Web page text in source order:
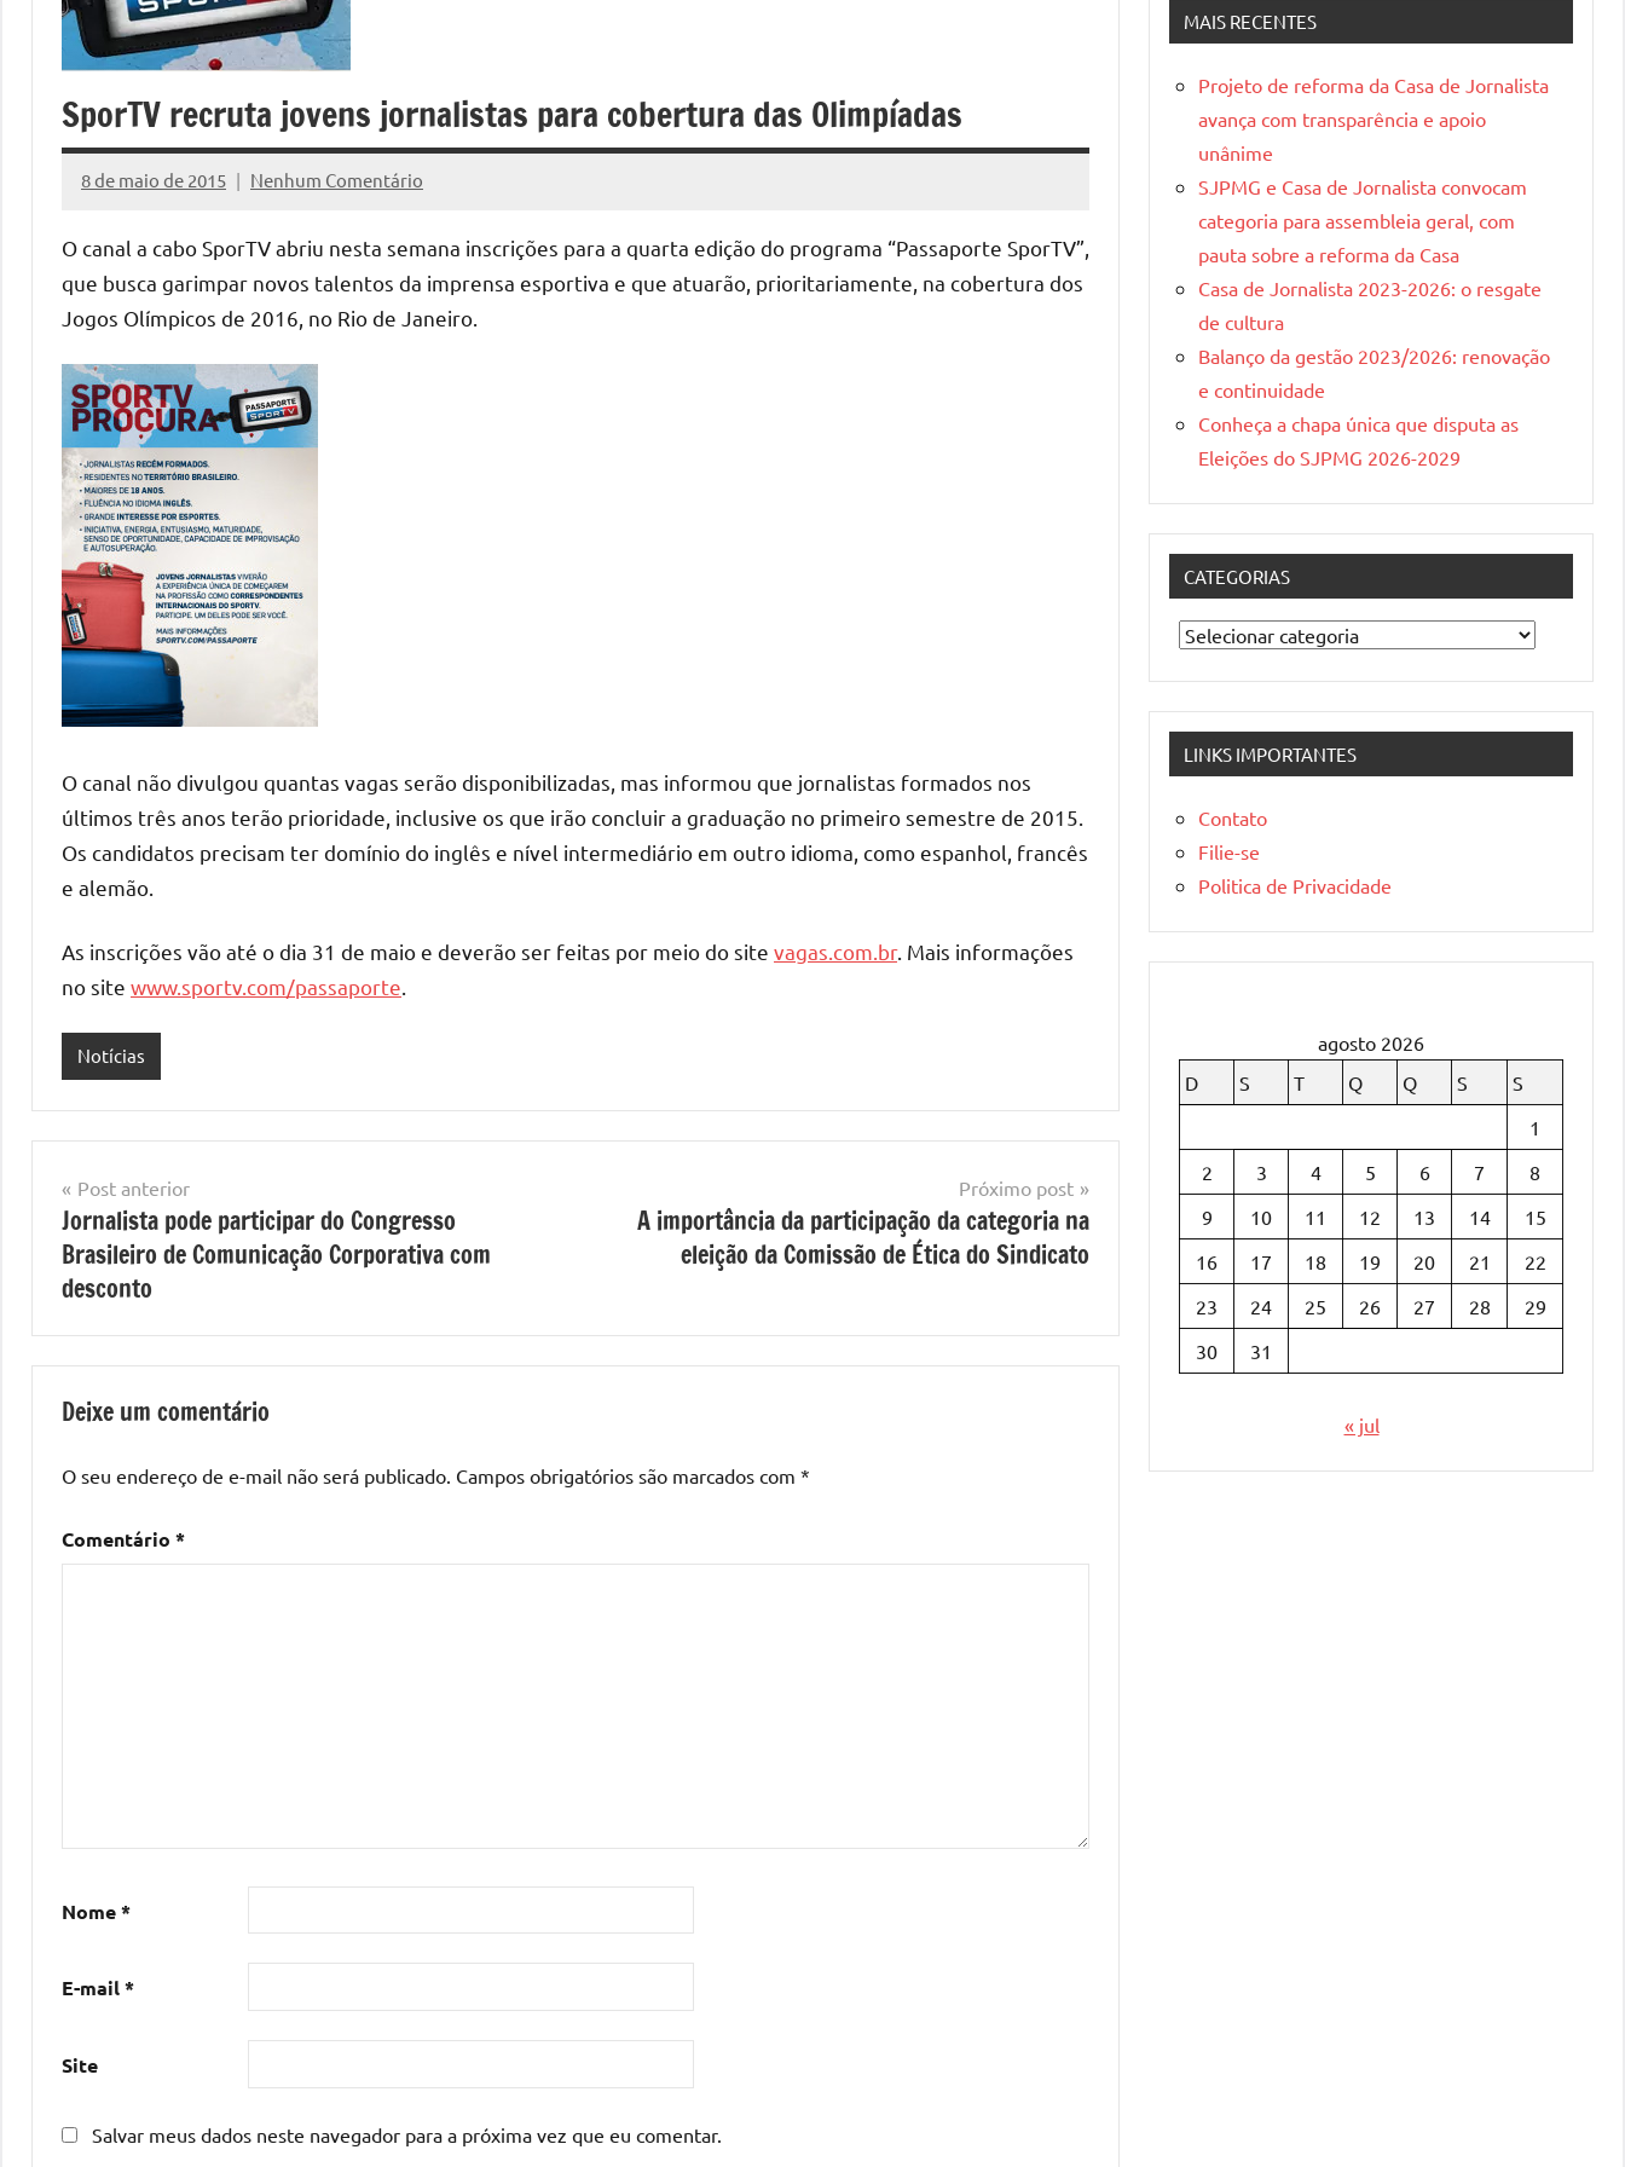
Gerais
SporTV recruta jovens jornalistas para cobertura das Olimpíadas
8 de maio de 2015
Assessoria
Nenhum Comentário
O canal a cabo SporTV abriu nesta semana inscrições para a quarta edição do programa “Passaporte SporTV”,
que busca garimpar novos talentos da imprensa esportiva e que atuarão, prioritariamente, na cobertura dos
Jogos Olímpicos de 2016, no Rio de Janeiro.
O canal não divulgou quantas vagas serão disponibilizadas, mas informou que jornalistas formados nos
últimos três anos terão prioridade, inclusive os que irão concluir a graduação no primeiro semestre de 2015.
Os candidatos precisam ter domínio do inglês e nível intermediário em outro idioma, como espanhol, francês
e alemão.
As inscrições vão até o dia 31 de maio e deverão ser feitas por meio do site vagas.com.br. Mais informações
no site www.sportv.com/passaporte
Notícias
Navegação
de
Post
Post anterior
Jornalista pode participar do Congresso
Brasileiro de Comunicação Corporativa com
desconto
Próximo post
A importância da participação da categoria na
eleição da Comissão de Ética do Sindicato
Deixe um comentário
O seu endereço de e-mail não será publicado. Campos obrigatórios são marcados com *
Comentário *
Nome*
E-mail*
Site
Salvar meus dados neste navegador para a próxima vez que eu comentar.
MAIS RECENTES
Projeto de reforma da Casa de Jornalista
avança com transparência e apoio
unânime
SJPMG e Casa de Jornalista convocam
categoria para assembleia geral, com
pauta sobre a reforma da Casa
Casa de Jornalista 2023-2026: o resgate
de cultura
Balanço da gestão 2023/2026: renovação
e continuidade
Conheça a chapa única que disputa as
Eleições do SJPMG 2026-2029
CATEGORIAS
Categorias
LINKS IMPORTANTES
Contato
Filie-se
Politica de Privacidade
agosto 2026
D
S T Q Q S
S
1
2
3 4 5 6 7
8
9
10 11 12 13 14
15
16
17 18 19 20 21
22
23
24 25 26 27 28
29
30
31
« jul